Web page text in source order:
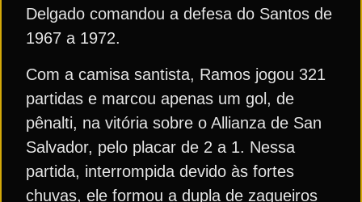
Delgado comandou a defesa do Santos de
1967 a 1972.
Com a camisa santista, Ramos jogou 321
partidas e marcou apenas um gol, de
pênalti, na vitória sobre o Allianza de San
Salvador, pelo placar de 2 a 1. Nessa
partida, interrompida devido às fortes
chuvas, ele formou a dupla de zagueiros